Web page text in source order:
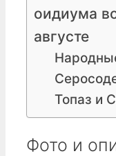
оидиума
августе
Топаз и
Фото и